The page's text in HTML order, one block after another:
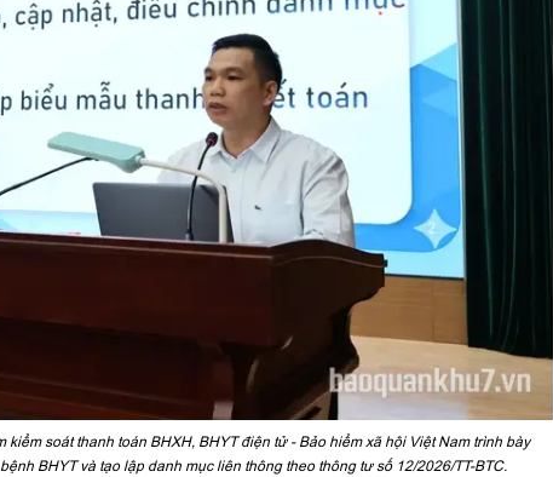
soát thanh toán BHXH, BHYT điện tử - Bảo hiểm xã hội Việt Nam trình bày
BHYT và tạo lập danh mục liên thông theo thông tư số 12/2026/TT-BTC.